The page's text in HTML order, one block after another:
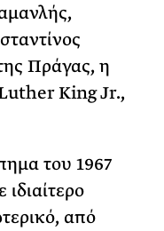
Πράγας, η
King Jr.,
του 1967
από